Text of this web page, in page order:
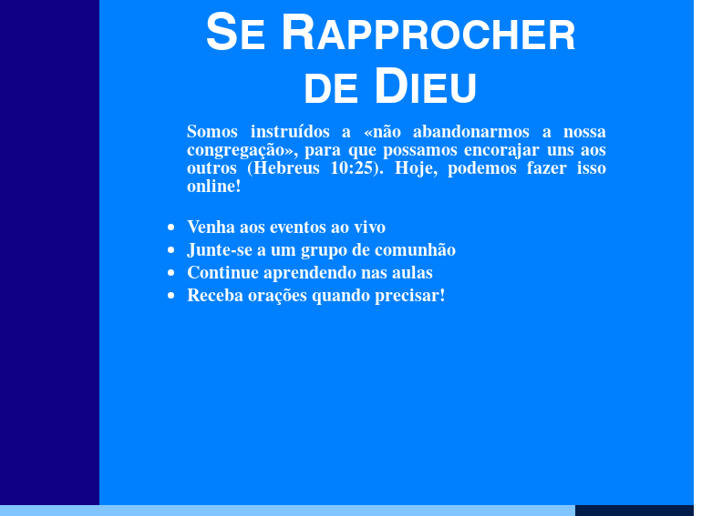
SE RAPPROCHER
DE DIEU
Somos instruídos a «não abandonarmos a nossa
congregação», para que possamos encorajar uns aos
outros (Hebreus 10:25). Hoje, podemos fazer isso
online!
Venha aos eventos ao vivo
Junte-se a um grupo de comunhão
Continue aprendendo nas aulas
Receba orações quando precisar!